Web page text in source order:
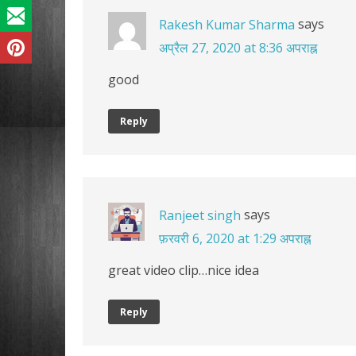
Rakesh Kumar Sharma says
अप्रैल 27, 2020 at 8:36 अपराह्न
good
Reply
Ranjeet singh says
फ़रवरी 6, 2020 at 1:29 अपराह्न
great video clip…nice idea
Reply